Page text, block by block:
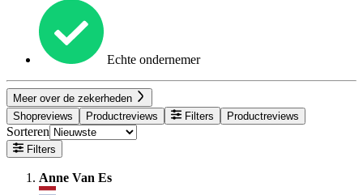
Echte ondernemer
Meer over de zekerheden
Shopreviews
Productreviews Filters Productreviews
Sorteren
Filters
Anne Van Es